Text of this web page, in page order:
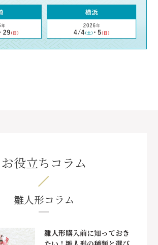
お役立ちコラム
雛人形コラム
雛人形購入前に知っておき